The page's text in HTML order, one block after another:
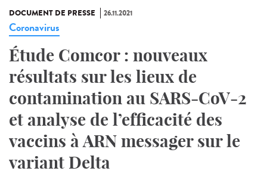
DOCUMENT DE PRESSE 26.11.2021
Coronavirus
Étude Comcor : nouveaux
résultats sur les lieux de
contamination au SARS-CoV-2
et analyse de l’efficacité des
vaccins à ARN messager sur le
variant Delta